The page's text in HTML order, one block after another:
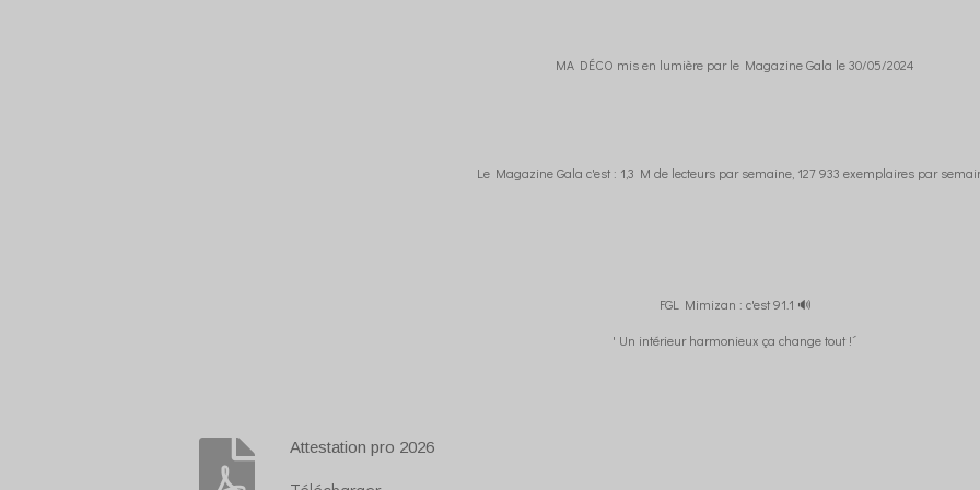
MA DÉCO mis en lumière par le Magazine Gala le 30/05/2024
Le Magazine Gala c'est : 1,3 M de lecteurs par semaine, 127 933 exemplaires par
FGL Mimizan : c'est 91.1 🔊
' Un intérieur harmonieux ça change tout !´
Attestation pro 2026